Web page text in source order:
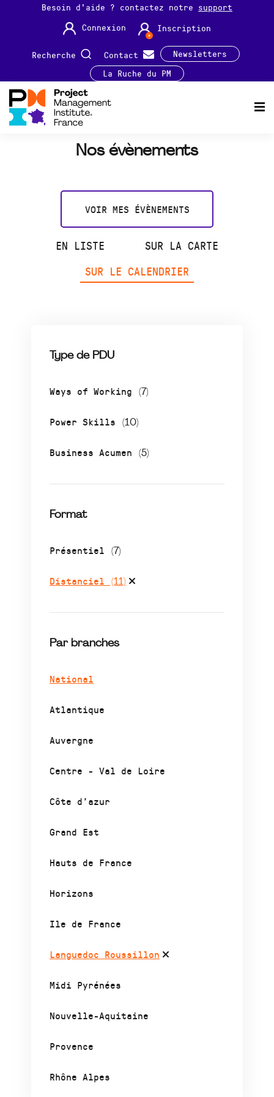
Besoin d'aide ? contactez notre support
Connexion
Inscription
Recherche Contact
Newsletters
La Ruche du PM
Nos évènements
VOIR MES ÉVÈNEMENTS
EN LISTE
SUR LA CARTE
SUR LE CALENDRIER
Type de PDU
Ways of Working (7)
Power Skills (10)
Business Acumen (5)
Format
Présentiel (7)
Distanciel (11)
Par branches
National
Atlantique
Auvergne
Centre - Val de Loire
Côte d’azur
Grand Est
Hauts de France
Horizons
Ile de France
Languedoc Roussillon
Midi Pyrénées
Nouvelle-Aquitaine
Provence
Rhône Alpes